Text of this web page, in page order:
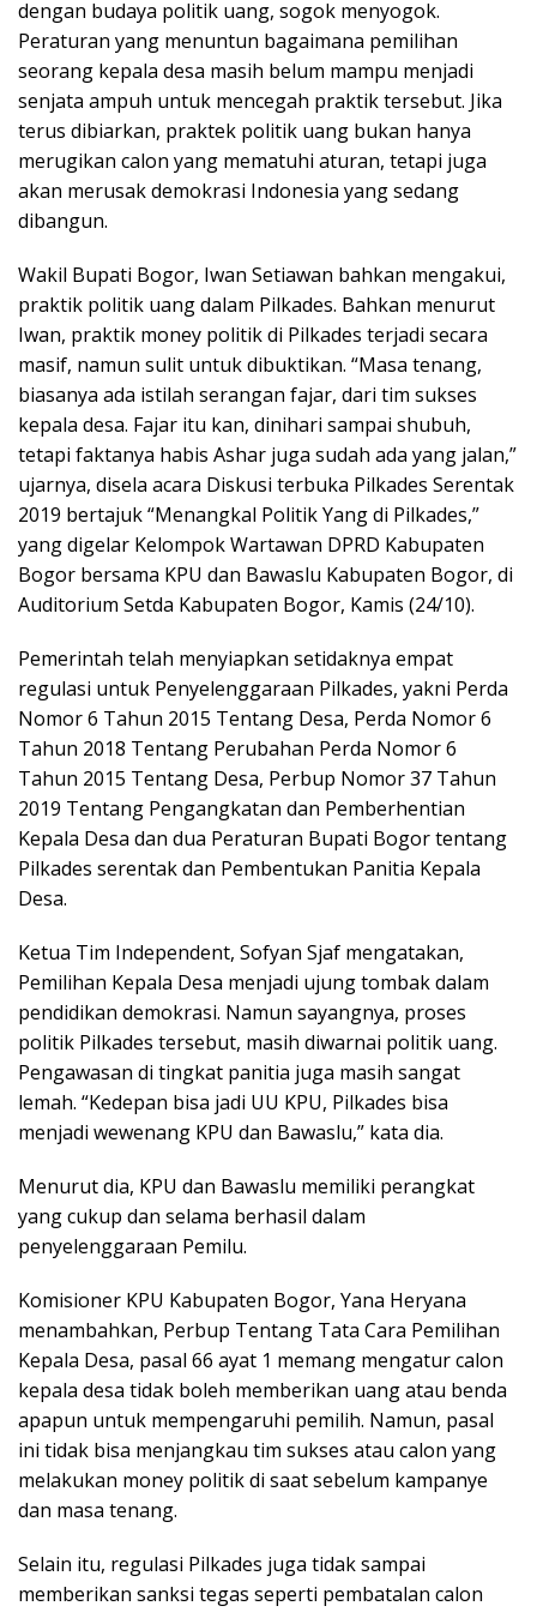
dengan budaya politik uang, sogok menyogok.
Peraturan yang menuntun bagaimana pemilihan
seorang kepala desa masih belum mampu menjadi
senjata ampuh untuk mencegah praktik tersebut. Jika
terus dibiarkan, praktek politik uang bukan hanya
merugikan calon yang mematuhi aturan, tetapi juga
akan merusak demokrasi Indonesia yang sedang
dibangun.
Wakil Bupati Bogor, Iwan Setiawan bahkan mengakui,
praktik politik uang dalam Pilkades. Bahkan menurut
Iwan, praktik money politik di Pilkades terjadi secara
masif, namun sulit untuk dibuktikan. “Masa tenang,
biasanya ada istilah serangan fajar, dari tim sukses
kepala desa. Fajar itu kan, dinihari sampai shubuh,
tetapi faktanya habis Ashar juga sudah ada yang jalan,”
ujarnya, disela acara Diskusi terbuka Pilkades Serentak
2019 bertajuk “Menangkal Politik Yang di Pilkades,”
yang digelar Kelompok Wartawan DPRD Kabupaten
Bogor bersama KPU dan Bawaslu Kabupaten Bogor, di
Auditorium Setda Kabupaten Bogor, Kamis (24/10).
Pemerintah telah menyiapkan setidaknya empat
regulasi untuk Penyelenggaraan Pilkades, yakni Perda
Nomor 6 Tahun 2015 Tentang Desa, Perda Nomor 6
Tahun 2018 Tentang Perubahan Perda Nomor 6
Tahun 2015 Tentang Desa, Perbup Nomor 37 Tahun
2019 Tentang Pengangkatan dan Pemberhentian
Kepala Desa dan dua Peraturan Bupati Bogor tentang
Pilkades serentak dan Pembentukan Panitia Kepala
Desa.
Ketua Tim Independent, Sofyan Sjaf mengatakan,
Pemilihan Kepala Desa menjadi ujung tombak dalam
pendidikan demokrasi. Namun sayangnya, proses
politik Pilkades tersebut, masih diwarnai politik uang.
Pengawasan di tingkat panitia juga masih sangat
lemah. “Kedepan bisa jadi UU KPU, Pilkades bisa
menjadi wewenang KPU dan Bawaslu,” kata dia.
Menurut dia, KPU dan Bawaslu memiliki perangkat
yang cukup dan selama berhasil dalam
penyelenggaraan Pemilu.
Komisioner KPU Kabupaten Bogor, Yana Heryana
menambahkan, Perbup Tentang Tata Cara Pemilihan
Kepala Desa, pasal 66 ayat 1 memang mengatur calon
kepala desa tidak boleh memberikan uang atau benda
apapun untuk mempengaruhi pemilih. Namun, pasal
ini tidak bisa menjangkau tim sukses atau calon yang
melakukan money politik di saat sebelum kampanye
dan masa tenang.
Selain itu, regulasi Pilkades juga tidak sampai
memberikan sanksi tegas seperti pembatalan calon